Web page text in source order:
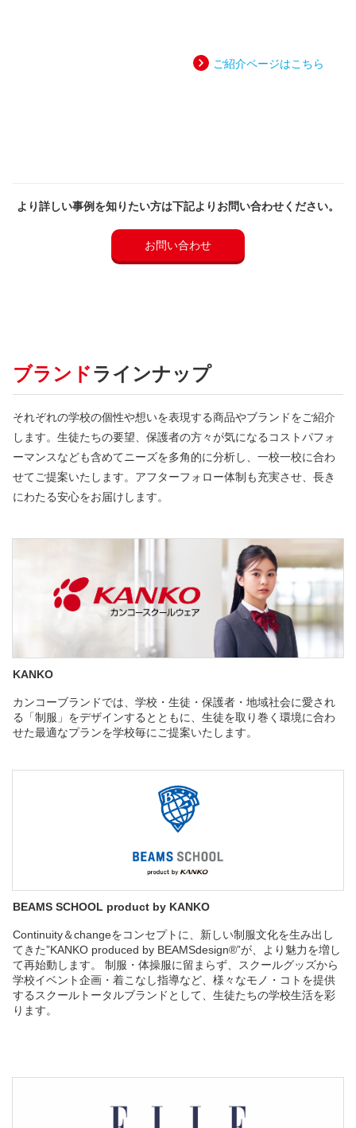
ご紹介ページはこちら
より詳しい事例を知りたい方は下記よりお問い合わせください。
お問い合わせ
ブランドラインナップ
それぞれの学校の個性や想いを表現する商品やブランドをご紹介
します。生徒たちの要望、保護者の方々が気になるコストパフォ
ーマンスなども含めてニーズを多角的に分析し、一校一校に合わ
せてご提案いたします。アフターフォロー体制も充実させ、長き
にわたる安心をお届けします。
KANKO
カンコーブランドでは、学校・生徒・保護者・地域社会に愛され
る「制服」をデザインするとともに、生徒を取り巻く環境に合わ
せた最適なプランを学校毎にご提案いたします。
BEAMS SCHOOL product by KANKO
Continuity＆changeをコンセプトに、新しい制服文化を生み出し
てきた”KANKO produced by BEAMSdesign®”が、より魅力を増し
て再始動します。 制服・体操服に留まらず、スクールグッズから
学校イベント企画・着こなし指導など、様々なモノ・コトを提供
するスクールトータルブランドとして、生徒たちの学校生活を彩
ります。